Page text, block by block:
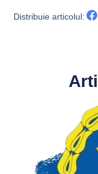
Distribuie articolul: